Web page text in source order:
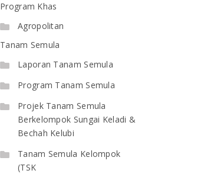
Program Khas
Agropolitan
Tanam Semula
Laporan Tanam Semula
Program Tanam Semula
Projek Tanam Semula
Berkelompok Sungai Keladi &
Bechah Kelubi
Tanam Semula Kelompok
(TSK